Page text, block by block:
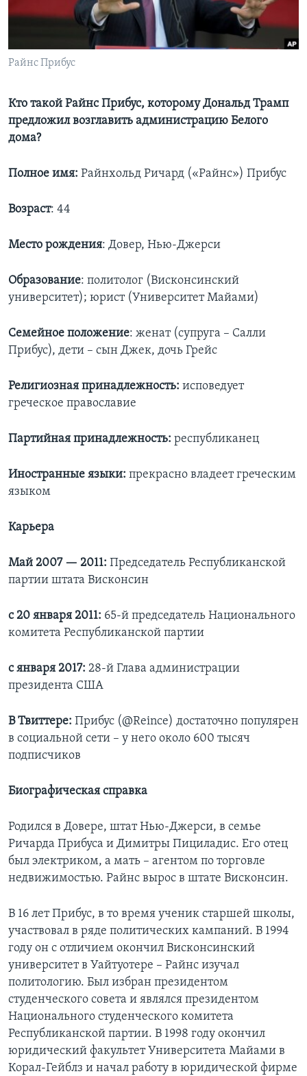
Learning English
СОЦИАЛЬНЫЕ СЕТИ
Языки
Райнс Прибус
Кто такой Райнс Прибус, которому Дональд Трамп
предложил возглавить администрацию Белого
дома?
Полное имя: Райнхольд Ричард («Райнс») Прибус
Возраст: 44
Место рождения: Довер, Нью-Джерси
Образование: политолог (Висконсинский
университет); юрист (Университет Майами)
Семейное положение: женат (супруга – Салли
Прибус), дети – сын Джек, дочь Грейс
Религиозная принадлежность: исповедует
греческое православие
Партийная принадлежность: республиканец
Иностранные языки: прекрасно владеет греческим
языком
Карьера
Май 2007 — 2011: Председатель Республиканской
партии штата Висконсин
с 20 января 2011: 65-й председатель Национального
комитета Республиканской партии
с января 2017: 28-й Глава администрации
президента США
В Твиттере: ​Прибус (@Reince) достаточно популярен
в социальной сети – у него около 600 тысяч
подписчиков
Биографическая справка
Родился в Довере, штат Нью-Джерси, в семье
Ричарда Прибуса и Димитры Пициладис. Его отец
был электриком, а мать – агентом по торговле
недвижимостью. Райнс вырос в штате Висконсин.
В 16 лет Прибус, в то время ученик старшей школы,
участвовал в ряде политических кампаний. В 1994
году он с отличием окончил Висконсинский
университет в Уайтуотере – Райнс изучал
политологию. Был избран президентом
студенческого совета и являлся президентом
Национального студенческого комитета
Республиканской партии. В 1998 году окончил
юридический факультет Университета Майами в
Корал-Гейблз и начал работу в юридической фирме